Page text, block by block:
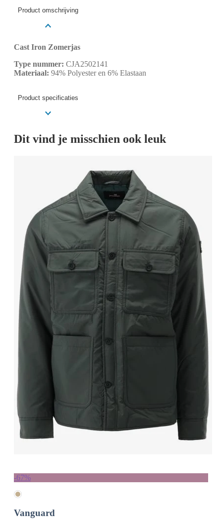
Product omschrijving
Cast Iron Zomerjas
Type nummer: CJA2502141
Materiaal: 94% Polyester en 6% Elastaan
Product specificaties
Dit vind je misschien ook leuk
-67%
Vanguard